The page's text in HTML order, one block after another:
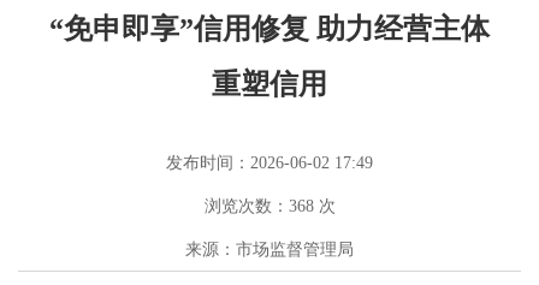
“免申即享”信用修复 助力经营主体
重塑信用
发布时间：2026-06-02 17:49
浏览次数： 368次
来源：市场监督管理局